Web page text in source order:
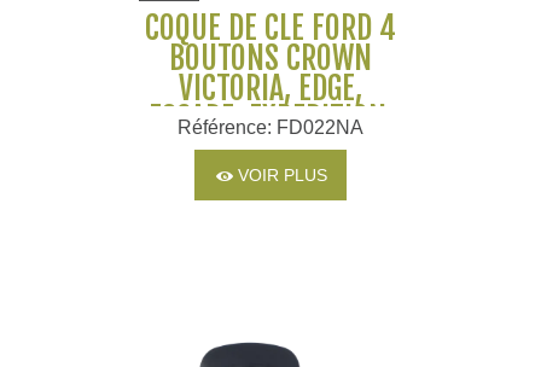
COQUE DE CLÉ FORD 4
BOUTONS CROWN
VICTORIA, EDGE,
ESCAPE, EXPEDITION,
EXPLORER, EXPLORER
SPORT, F-SERIES ETC...
Référence: FD022NA
VOIR PLUS